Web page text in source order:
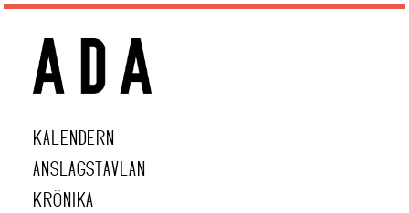
KALENDERN
ANSLAGSTAVLAN
KRÖNIKA